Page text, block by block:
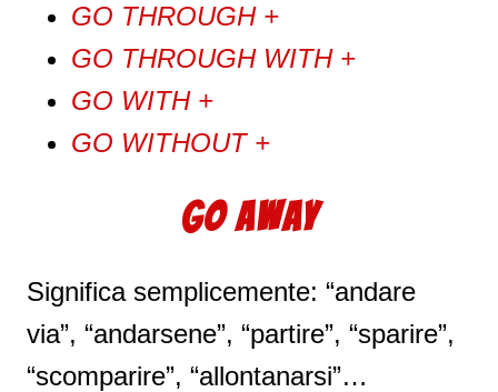
GO THROUGH +
GO THROUGH WITH +
GO WITH +
GO WITHOUT +
GO AWAY
Significa semplicemente: “andare
via”, “andarsene”, “partire”, “sparire”,
“scomparire”, “allontanarsi”…